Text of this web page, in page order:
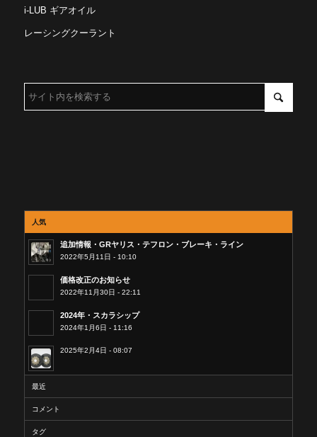
i-LUB ギアオイル
レーシングクーラント
人気
追加情報・GRヤリス・テフロン・ブレーキ・ライン
2022年5月11日 - 10:10
価格改正のお知らせ
2022年11月30日 - 22:11
2024年・スカラシップ
2024年1月6日 - 11:16
2025年2月4日 - 08:07
最近
コメント
タグ